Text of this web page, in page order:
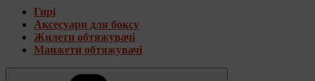
Гирі
Аксесуари для боксу
Жилети обтяжувачі
Манжети обтяжувачі